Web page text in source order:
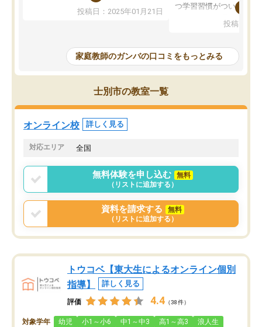
を開いてzoomを繋げるようになりまし
た！5科目なんでもOKなのもとても気
めて1年ほどだった今では平均点以上の
科目が増えてきました！あと1年受験ま
であるので無料の週末教室を使用しな
がら頑張って欲しいと思います！
投稿日：2025年01月21日
つ学習習慣がついてきま
指導が無い日も予定表
問できるのでとても助か
投稿日：
家庭教師のガンバの口コミをもっとみる
士別市の教室一覧
オンライン校 詳しく見る
対応エリア 全国
無料体験を申し込む
無料
（リストに追加する）
資料を請求する
無料
（リストに追加する）
トウコベ【東大生によるオンライン個別
指導】
詳しく見る
評価 4.4 （38件）
対象学年 幼児 小1～小6 中1～中3 高1～高3 浪人生